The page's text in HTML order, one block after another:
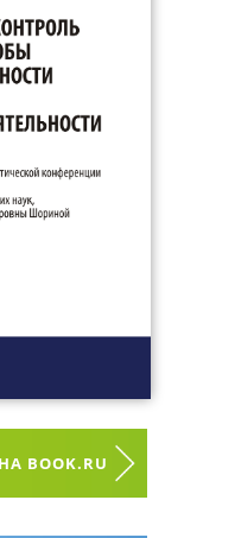
BOOK.RU